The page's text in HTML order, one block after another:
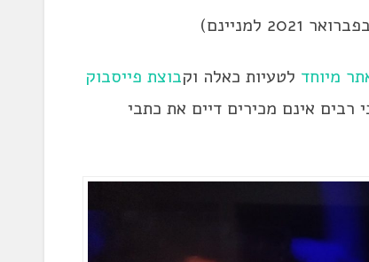
מיוחד לטעיות כאלה וקבוצת פייסבוק
רבים אינם מכירים דיים את כתבי